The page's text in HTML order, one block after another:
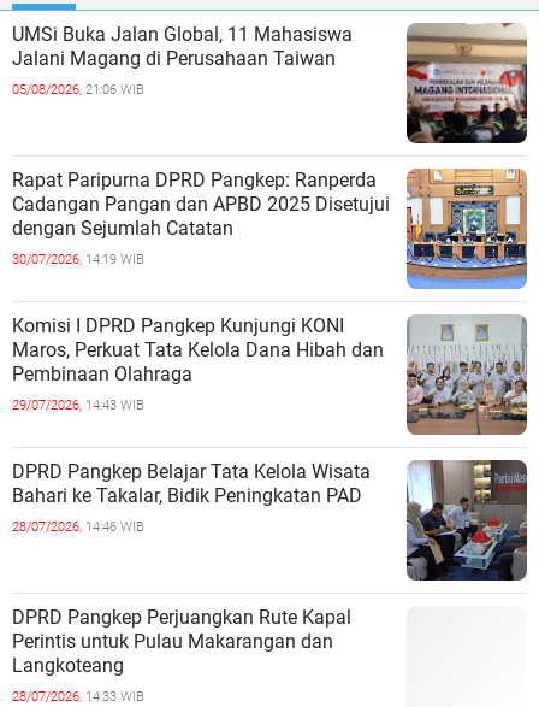
UMSi Buka Jalan Global, 11 Mahasiswa
Jalani Magang di Perusahaan Taiwan
05/08/2026, 21:06 WIB
Rapat Paripurna DPRD Pangkep: Ranperda
Cadangan Pangan dan APBD 2025 Disetujui
dengan Sejumlah Catatan
30/07/2026, 14:19 WIB
Komisi I DPRD Pangkep Kunjungi KONI
Maros, Perkuat Tata Kelola Dana Hibah dan
Pembinaan Olahraga
29/07/2026, 14:43 WIB
DPRD Pangkep Belajar Tata Kelola Wisata
Bahari ke Takalar, Bidik Peningkatan PAD
28/07/2026, 14:46 WIB
DPRD Pangkep Perjuangkan Rute Kapal
Perintis untuk Pulau Makarangan dan
Langkoteang
28/07/2026, 14:33 WIB